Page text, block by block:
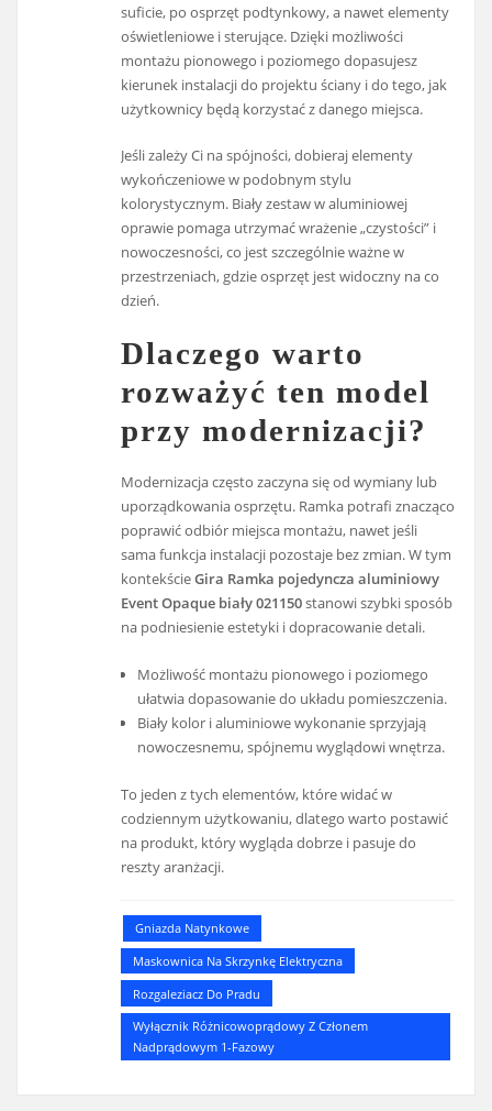
suficie, po osprzęt podtynkowy, a nawet elementy
oświetleniowe i sterujące. Dzięki możliwości
montażu pionowego i poziomego dopasujesz
kierunek instalacji do projektu ściany i do tego, jak
użytkownicy będą korzystać z danego miejsca.
Jeśli zależy Ci na spójności, dobieraj elementy
wykończeniowe w podobnym stylu
kolorystycznym. Biały zestaw w aluminiowej
oprawie pomaga utrzymać wrażenie „czystości” i
nowoczesności, co jest szczególnie ważne w
przestrzeniach, gdzie osprzęt jest widoczny na co
dzień.
Dlaczego warto
rozważyć ten model
przy modernizacji?
Modernizacja często zaczyna się od wymiany lub
uporządkowania osprzętu. Ramka potrafi znacząco
poprawić odbiór miejsca montażu, nawet jeśli
sama funkcja instalacji pozostaje bez zmian. W tym
kontekścieGira Ramka pojedyncza aluminiowy
Event Opaque biały 021150stanowi szybki sposób
na podniesienie estetyki i dopracowanie detali.
Możliwość montażu pionowego i poziomego
ułatwia dopasowanie do układu pomieszczenia.
Biały kolor i aluminiowe wykonanie sprzyjają
nowoczesnemu, spójnemu wyglądowi wnętrza.
To jeden z tych elementów, które widać w
codziennym użytkowaniu, dlatego warto postawić
na produkt, który wygląda dobrze i pasuje do
reszty aranżacji.
Gniazda Natynkowe
Maskownica Na Skrzynkę Elektryczna
Rozgaleziacz Do Pradu
Wyłącznik Różnicowoprądowy Z Członem
Nadprądowym 1-Fazowy